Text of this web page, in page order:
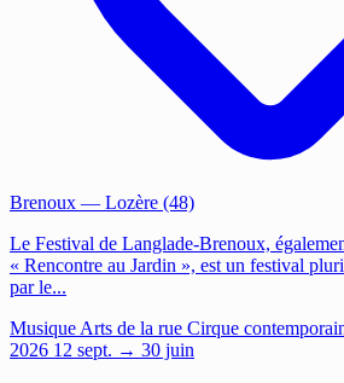
Brenoux — Lozère (48)
Le Festival de Langlade-Brenoux,
« Rencontre au Jardin », est un festival
par le...
Musique Arts de la rue Cirque
2026 12 sept. → 30 juin